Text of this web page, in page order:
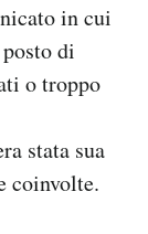
in cui
di
o troppo
stata sua
coinvolte.